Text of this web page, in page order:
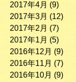
2017年4月 (9)
2017年3月 (12)
2017年2月 (7)
2017年1月 (5)
2016年12月 (9)
2016年11月 (7)
2016年10月 (9)